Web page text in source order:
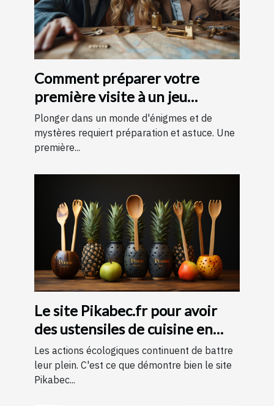
Comment préparer votre
première visite à un jeu
d'évasion : conseils et astuces
pour une expérience
mémorable
Plonger dans un monde d'énigmes et de
mystères requiert préparation et astuce. Une
première...
Le site Pikabec.fr pour avoir
des ustensiles de cuisine en
bois
Les actions écologiques continuent de battre
leur plein. C'est ce que démontre bien le site
Pikabec...